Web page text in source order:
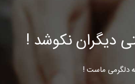
دیگران نکوشد !
دلگرمی ماست !